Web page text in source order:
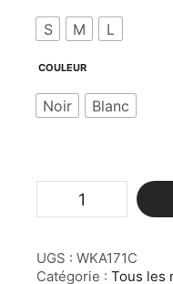
S M L
COULEUR
Noir Blanc
quantité
pièce
Black
UGS : WKA171C
Catégorie : Tous les